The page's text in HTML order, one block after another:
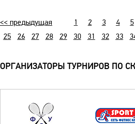
<< предыдущая 1 2 3 4 5
25
26 27 28 29 30 31 32 33
ОРГАНИЗАТОРЫ ТУРНИРОВ ПО